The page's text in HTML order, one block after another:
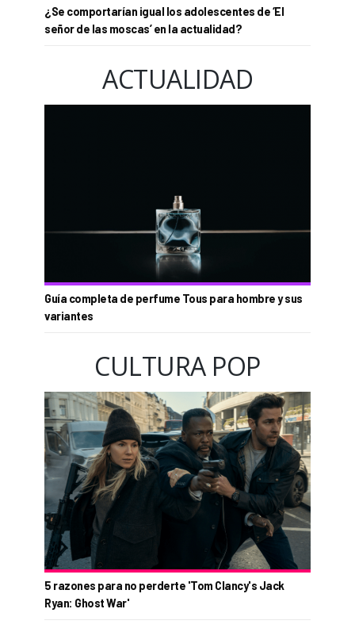
¿Se comportarían igual los adolescentes de ‘El
señor de las moscas’ en la actualidad?
ACTUALIDAD
Guía completa de perfume Tous para hombre y sus
variantes
CULTURA POP
5 razones para no perderte 'Tom Clancy's Jack
Ryan: Ghost War'